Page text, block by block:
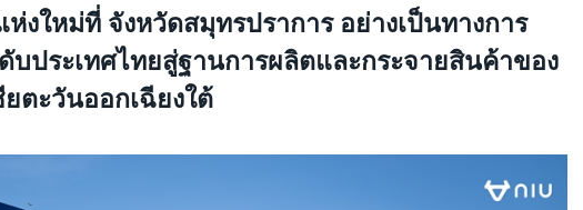
งใหม่ที่ จังหวัดสมุทรปราการอย่างเป็นทางการ
บประเทศไทยสู่ฐานการผลิตและกระจายสินค้าของ
ตะวันออกเฉียงใต้